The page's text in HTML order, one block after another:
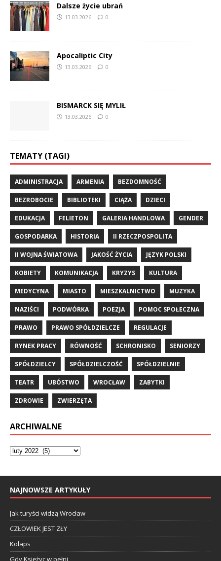
Dalsze życie ubrań
13.03.2026 0
Apocaliptic City
13.03.2026 0
BISMARCK SIĘ MYLIŁ
13.03.2026 0
TEMATY (TAGI)
ADMINISTRACJA ARMENIA BEZDOMNOŚĆ
BEZROBOCIE BIBLIOTEKI CIĄŻA DZIECI
EDUKACJA FELIETON GALERIA HANDLOWA GENDER
GOSPODARKA HISTORIA II RZECZPOSPOLITA
II WOJNA ŚWIATOWA JAKOŚĆ ŻYCIA JĘZYK POLSKI
KOBIETY KOMUNIKACJA KRYZYS KULTURA
MEDYCYNA MIASTO MIESZKALNICTWO MUZYKA
NAZIŚCI PODWÓRKA POEZJA POMOC SPOŁECZNA
PRAWO PRAWO SPÓŁDZIELCZE REGULACJE
RYNEK PRACY RÓWNOŚĆ SCHRONISKO SENIORZY
SPÓŁDZIELCY SPÓŁDZIELCZOŚĆ SPÓŁDZIELNIE
TEATR UBÓSTWO WROCŁAW ZABYTKI
ZDROWIE ZWIERZĘTA
ARCHIWALNE
NAJNOWSZE ARTYKUŁY
Jak turyści widzą Wrocław
CZŁOWIEK JEST ZŁY
Kolaps
Gdy Księżyc w pełni